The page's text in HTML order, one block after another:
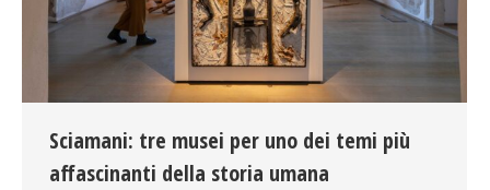
Sciamani: tre musei per uno dei temi più
affascinanti della storia umana